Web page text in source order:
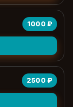
1000 ₽
2500 ₽